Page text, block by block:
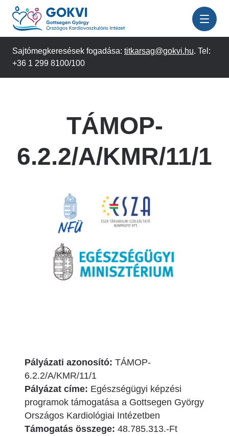
Ugrás
tartalomra
Sajtómegkeresések fogadása: titkarsag@gokvi.hu. Tel:
+36 1 299 8100/100
TÁMOP-
6.2.2/A/KMR/11/1
Pályázati azonosító: TÁMOP-
6.2.2/A/KMR/11/1
Pályázat címe: Egészségügyi képzési
programok támogatása a Gottsegen György
Országos Kardiológiai Intézetben
Támogatás összege: 48.785.313.-Ft